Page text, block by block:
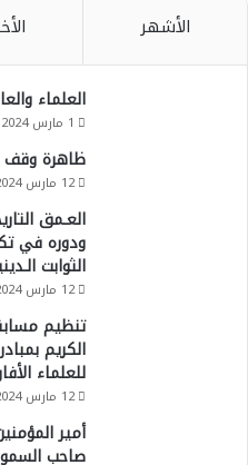
الأشهر
العلماء
1 مارس 2024
ظاهرة وقف
12 مارس 2024
العـمق
ودوره في
الثوابت
12 مارس 2024
تنظيم
الكريم
للعلماء
12 مارس 2024
أمير
صاحب